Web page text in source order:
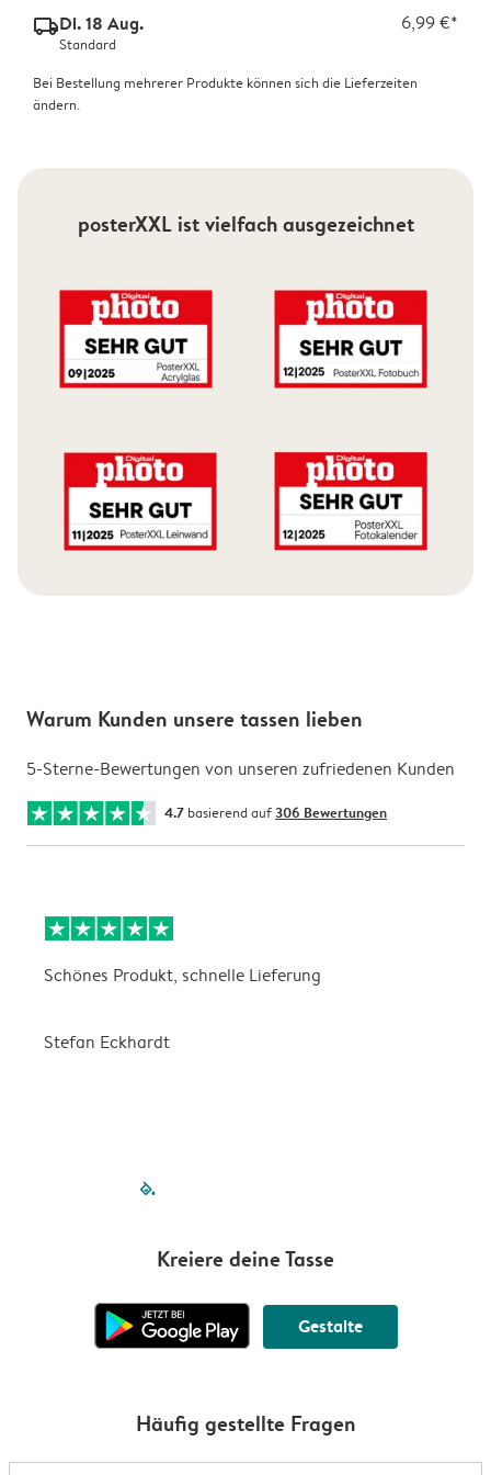
delivery_standard_v2Di. 18 Aug. 6,99 €*
Standard
Bei Bestellung mehrerer Produkte können sich die Lieferzeiten
ändern.
posterXXL ist vielfach ausgezeichnet
Warum Kunden unsere tassen lieben
5-Sterne-Bewertungen von unseren zufriedenen Kunden
4.7 basierend auf306 Bewertungen
Schönes Produkt, schnelle Lieferung
Stefan Eckhardt
filled-pagination
Kreiere deine Tasse
Gestalte
Häufig gestellte Fragen